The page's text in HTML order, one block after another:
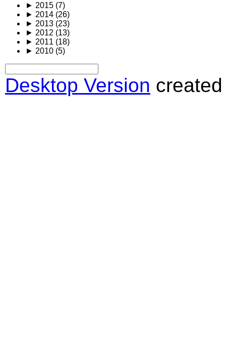
► 2015 (7)
► 2014 (26)
► 2013 (23)
► 2012 (13)
► 2011 (18)
► 2010 (5)
Desktop Version